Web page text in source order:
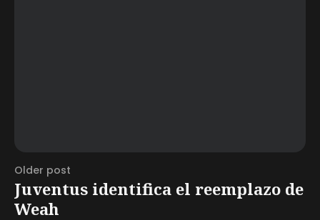
Older post
Juventus identifica el reemplazo de
Weah